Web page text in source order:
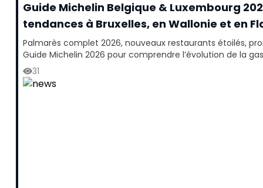
Guide Michelin Belgique & Luxembourg
tendances à Bruxelles, en Wallonie et en
Palmarès complet 2026, nouveaux restaurants étoilés,
Guide Michelin 2026 pour comprendre l’évolution de la
31